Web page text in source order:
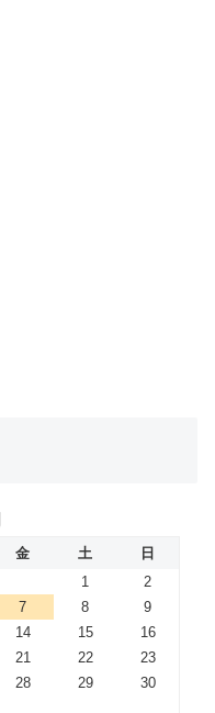
金 土
日
1
2
7 8
9
14 15
16
21 22
23
28 29
30